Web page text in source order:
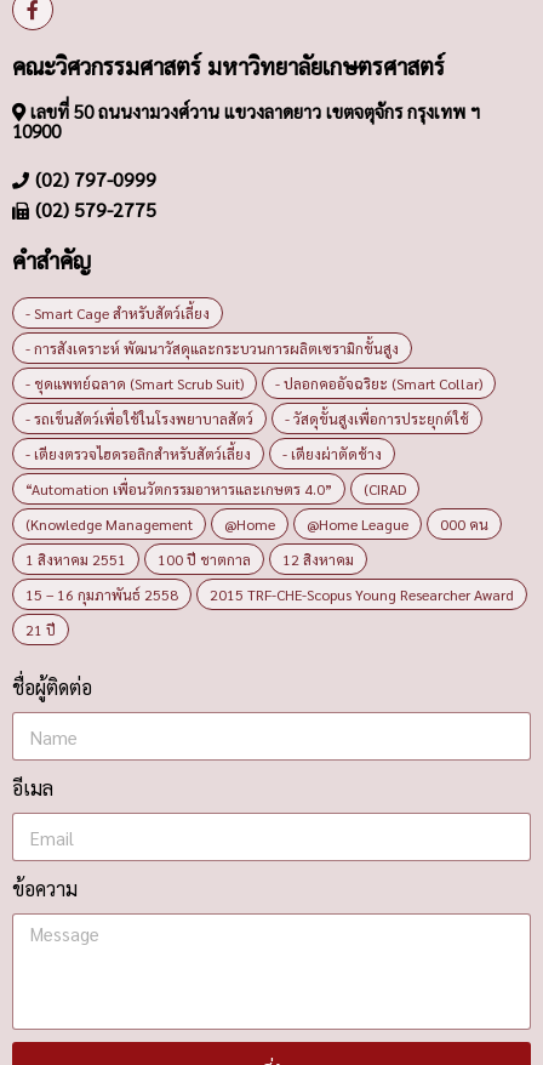
คณะวิศวกรรมศาสตร์ มหาวิทยาลัยเกษตรศาสตร์
เลขที่ 50 ถนนงามวงศ์วาน แขวงลาดยาว เขตจตุจักร กรุงเทพ ฯ
10900
(02) 797-0999
(02) 579-2775
คำสำคัญ
- Smart Cage สำหรับสัตว์เลี้ยง
- การสังเคราะห์ พัฒนาวัสดุและกระบวนการผลิตเซรามิกขั้นสูง
- ชุดแพทย์ฉลาด (Smart Scrub Suit)
- ปลอกคออัจฉริยะ (Smart Collar)
- รถเข็นสัตว์เพื่อใช้ในโรงพยาบาลสัตว์
- วัสดุขั้นสูงเพื่อการประยุกต์ใช้
- เตียงตรวจไฮดรอลิกสำหรับสัตว์เลี้ยง
- เตียงผ่าตัดช้าง
“Automation เพื่อนวัตกรรมอาหารและเกษตร 4.0”
(CIRAD
(Knowledge Management
@Home @Home League
000 คน
1 สิงหาคม 2551
100 ปี ชาตกาล
12 สิงหาคม
15 – 16 กุมภาพันธ์ 2558
2015 TRF-CHE-Scopus Young Researcher Award
21 ปี
ชื่อผู้ติดต่อ
อีเมล
ข้อความ